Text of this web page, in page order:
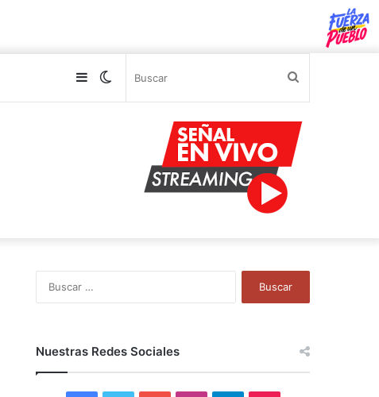
Switch
Sidebar
Nuestras Redes Sociales